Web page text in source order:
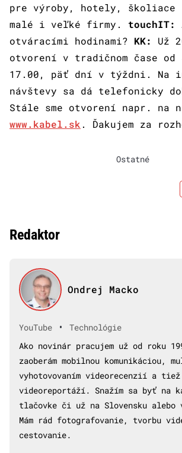
pre výroby, hotely, školiace
malé i veľké firmy. touchIT:
otváracími hodinami? KK:
Už
otvorení v tradičnom čase od
17.00, päť dní v týždni. Na
návštevy sa dá telefonicky
Stále sme otvorení napr. na
www.kabel.sk . Ďakujem za
Ostatné
Redaktor
Ondrej Macko
YouTube •
Technológie
Ako novinár pracujem už od roku
zaoberám mobilnou komunikáciou,
vyhotovovaním videorecenzií a tiež
videoreportáží. Snažím sa byť na
tlačovke či už na Slovensku
Mám rád fotografovanie, tvorbu
cestovanie.